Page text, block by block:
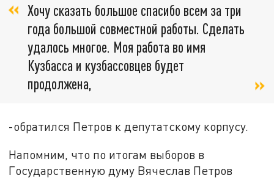
Хочу сказать большое спасибо всем за три
года большой совместной работы. Сделать
удалось многое. Моя работа во имя
Кузбасса и кузбассовцев будет
продолжена,
-обратился Петров к депутатскому корпусу.
Напомним, что по итогам выборов в
Государственную думу Вячеслав Петров